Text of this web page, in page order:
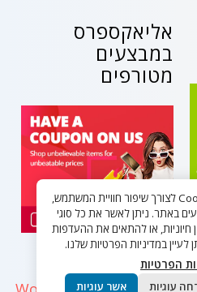
אליאקספרס
במבצעים
מטורפים
אנו משתמשים בקובצי Cookies לצורך שיפור חוויית המשתמש,
באתר. ניתן לאשר את כל סוגי
חיוניות, או להתאים את ההעדפות
במדיניות הפרטיות שלנו.
הפרטיות
עוגיות אשר עוגיות